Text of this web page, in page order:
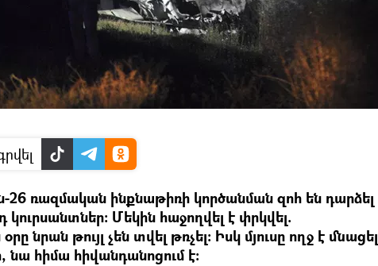
26 ռազմական ինքնաթիռի կործանման զոհ են դարձել
Մեկին հաջողվել է փրկվել.
նրան թույլ չեն տվել թռչել։ Իսկ մյուսը ողջ է մնացել
հիմա հիվանդանոցում է։